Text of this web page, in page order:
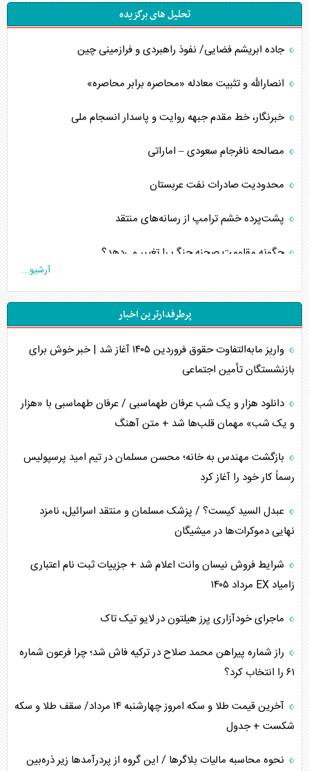
تحلیل های برگزیده
جاده ابریشم فضایی/ نفوذ راهبردی و فرازمینی چین
انصارالله و تثبیت معادله «محاصره برابر محاصره»
خبرنگار، خط مقدم جبهه روایت و پاسدار انسجام ملی
مصالحه نافرجام سعودی – اماراتی
محدودیت صادرات نفت عربستان
پشت‌پرده خشم ترامپ از رسانه‌های منتقد
چگونه مقاومت صحنه جنگ را تغییر می‌دهد؟
جنگ رمضان و معضل حضور نظامیان آمریکایی
تحلیل جامع پدیده تراستی‌ها
تأثیر جنگ ایران و آمریکا بر اقتصاد جهانی
اربعین، کابوس مشترک تل‌آویو-واشنگتن
برنامه هفتم توسعه در نقطه کور سیاستگذاری
اوکراین بازوی مخرب آمریکا در غرب آسیا
اهمیت راهبردی اردن برای آمریکا
پیام، ظرفیت بالفعل‌نشده تجارت ایران
همسویی عربستان با سنتکام علیه متحدان ایران
ترامپ و توهم خلع سلاح حماس
آرشیو...
پرطرفدارترین اخبار
واریز مابه‌التفاوت حقوق فروردین ۱۴۰۵ آغاز شد | خبر خوش برای
بازنشستگان تأمین اجتماعی
دانلود هزار و یک شب عرفان طهماسبی / عرفان طهماسبی با «هزار
و یک شب» مهمان قلب‌ها شد + متن آهنگ
بازگشت مهندس به خانه؛ محسن مسلمان در تیم امید پرسپولیس
رسماً کار خود را آغاز کرد
عبدل السید کیست؟ / پزشک مسلمان و منتقد اسرائیل، نامزد
نهایی دموکرات‌ها در میشیگان
شرایط فروش نیسان وانت اعلام شد + جزییات ثبت نام اعتباری
زامیاد EX مرداد ۱۴۰۵
ماجرای خودآزاری پرز هیلتون در لایو تیک تاک
راز شماره پیراهن محمد صلاح در ترکیه فاش شد؛ چرا فرعون شماره
۶۱ را انتخاب کرد؟
آخرین قیمت طلا و سکه امروز چهارشنبه ۱۴ مرداد/ سقف طلا و سکه
شکست + جدول
نحوه محاسبه مالیات بلاگر‌ها / این گروه از پردرآمد‌ها زیر ذره‌بین